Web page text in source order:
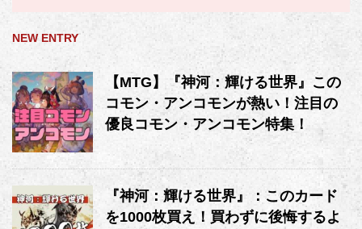
NEW ENTRY
【MTG】『神河：輝ける世界』この
コモン・アンコモンが熱い！注目の
優良コモン・アンコモン特集！
『神河：輝ける世界』：このカード
を1000枚買え！買わずに後悔するよ